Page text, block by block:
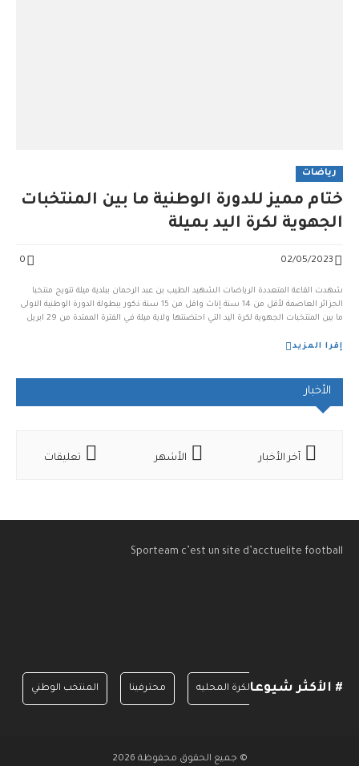
رياضات
ختام مميز للدورة الوطنية ما بين المنتخبات
الجهوية لكرة اليد بميلة
02/05/2023
0
شهدت القاعة المتعددة الرياضات الشهيد الطيب بن عبد الرحمان ببلدية ميلة تتويج منتخبا
الجزائر العاصمة لأقل من 14 سنة إناث واقل من 15 سنة ذكور ببطولة الدورة الوطنية الاولى
ما بين المنتخبات الجهوية لكرة اليد التي احتضنتها ولاية ميلة في الفترة الممتدة من 29 ابريل
إقرا المزيد
الأخبار
آخر الأخبار الأشهر تعليقات
Sporteam c’est un site d’acctuelite football
# الأكثر شيوعا المنتخب الوطني محترفينا الكرة المحليه الدرجة الأولى
© جميع الحقوق محفوظة 2026